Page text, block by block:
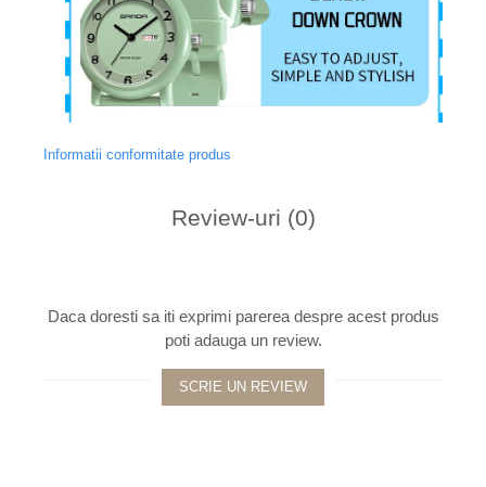
Informatii conformitate produs
Review-uri (0)
Daca doresti sa iti exprimi parerea despre acest produs
poti adauga un review.
SCRIE UN REVIEW